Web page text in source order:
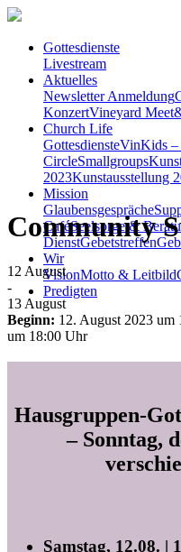
Gottesdienste
Livestream
Aktuelles
Newsletter Anmeldung
KonzertVineyard
Church Life
GottesdiensteVinKids –
CircleSmallgroups
2023Kunstausstellung
Mission
Glaubensgespräche
CaféSeelsorge &
DienstGebetstreffen
Wir
VisionMotto & Leitbild
Predigten
Community
12 August
-
13 August
Beginn: 12. August 2023 um
um 18:00 Uhr
Hausgruppen-
– Sonntag,
Samstag, 12.08. |